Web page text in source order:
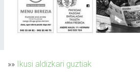
»» Ikusi aldizkari guztiak